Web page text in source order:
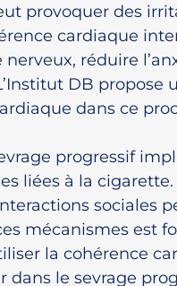
provoquer des
cardiaque
réduire
DB
dans ce
progressif
liées à la
sociales
mécanismes est
la cohérence
dans le sevrage